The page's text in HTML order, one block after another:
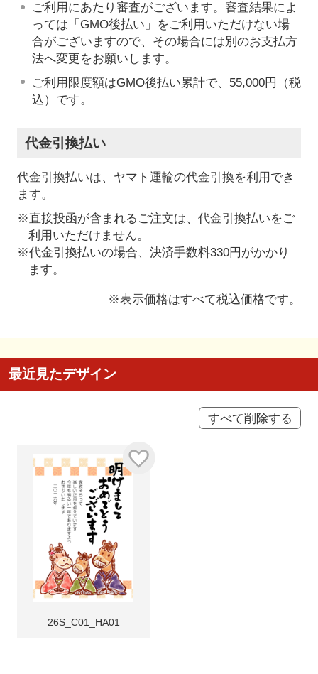
ご利用にあたり審査がございます。審査結果によ
っては「GMO後払い」をご利用いただけない場
合がございますので、その場合には別のお支払方
法へ変更をお願いします。
ご利用限度額はGMO後払い累計で、55,000円（税
込）です。
代金引換払い
代金引換払いは、ヤマト運輸の代金引換を利用でき
ます。
※直接投函が含まれるご注文は、代金引換払いをご
利用いただけません。
※代金引換払いの場合、決済手数料330円がかかり
ます。
※表示価格はすべて税込価格です。
最近見たデザイン
すべて削除する
26S_C01_HA01